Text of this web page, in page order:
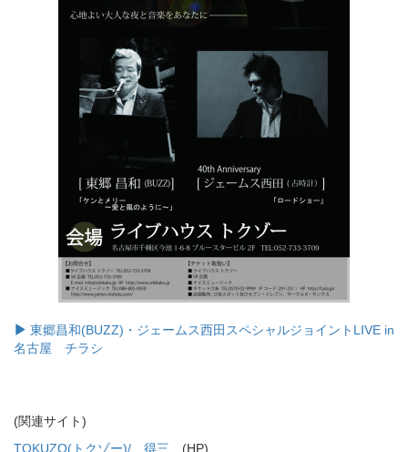
東郷昌和(BUZZ)・ジェームス西田スペシャルジョイントLIVE in
名古屋 チラシ
(関連サイト)
TOKUZO(トクゾー)/ 得三 (HP)